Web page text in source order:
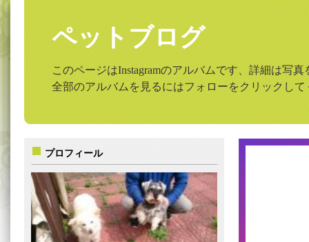
ペットブログ
このページはInstagramのアルバムです、詳細は写
全部のアルバムを見るにはフォローをクリックして
プロフィール